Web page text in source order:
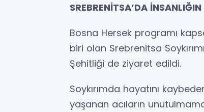
SREBRENİTSA’DA
Bosna Hersek programı
biri olan Srebrenitsa
Şehitliği de ziyaret edildi.
Soykırımda hayatını
yaşanan acıların